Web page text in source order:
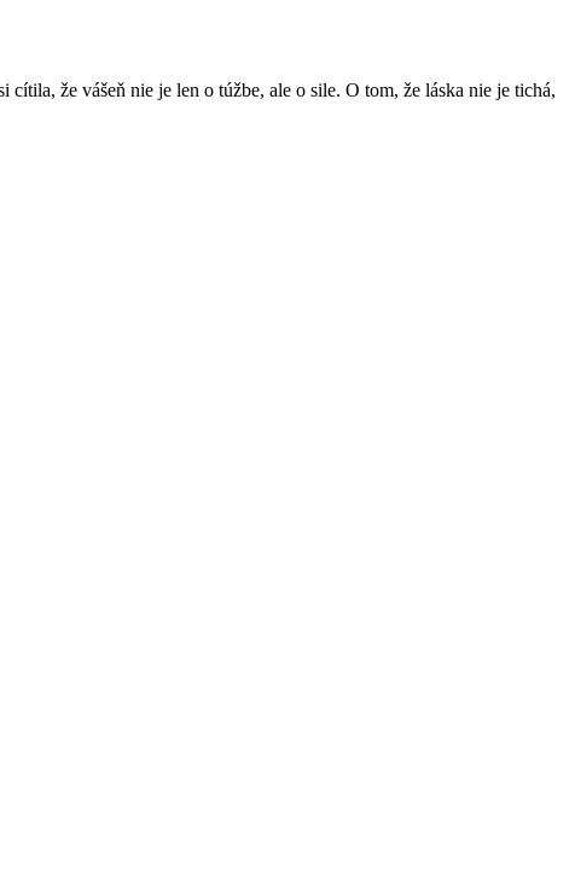
že vášeň nie je len o túžbe, ale o sile. O tom, že láska nie je tichá,